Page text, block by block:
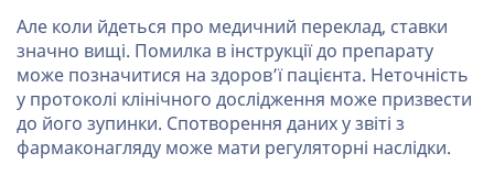
Але коли йдеться про медичний переклад, ставки
значно вищі. Помилка в інструкції до препарату
може позначитися на здоров’ї пацієнта. Неточність
у протоколі клінічного дослідження може призвести
до його зупинки. Спотворення даних у звіті з
фармаконагляду може мати регуляторні наслідки.